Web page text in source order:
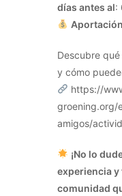
días antes al:
Descubre
y cómo
https://
groening.org/
amigos/
¡No lo
experiencia y
comunidad